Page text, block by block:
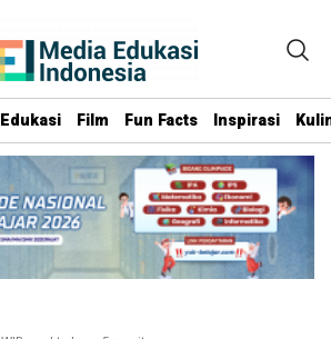
Edukasi Film Fun Facts Inspirasi